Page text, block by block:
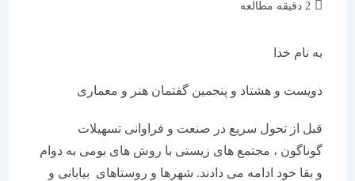
به نام خدا
دویست و هشتاد و پنجمین گفتمان هنر و معماری
قبل از تحول سریع در صنعت و فراوانی تسهیلات
گوناگون ، مجتمع های زیستی با روش های بومی به دوام
و بقا خود ادامه می دادند. شهرها و روستاهای بیابانی و